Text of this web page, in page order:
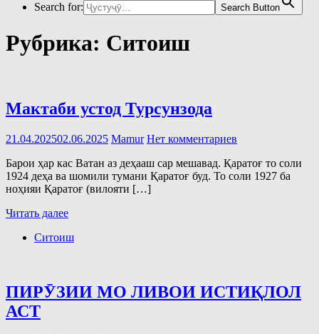
Search for:
Search Button
Рубрика: Ситоиш
Мактаби устод Турсунзода
21.04.202502.06.2025 Mamur Нет комментариев
Барои ҳар кас Ватан аз деҳааш сар мешавад. Қаратоғ то соли
1924 деҳа ва шомили тумани Қаратоғ буд. То соли 1927 ба
ноҳияи Қаратоғ (вилояти […]
Читать далее
Ситоиш
ПИРӮЗИИ МО ЛИВОИ ИСТИҚЛОЛ
АСТ